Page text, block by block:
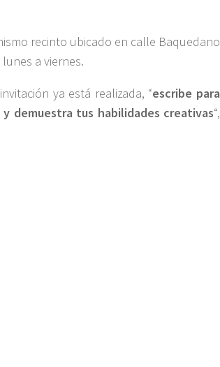
recinto ubicado en calle Baquedano
a viernes.
ya está realizada, “escribe para
demuestra tus habilidades creativas“,